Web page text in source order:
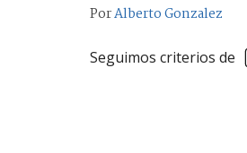
PorAlberto Gonzalez
Seguimos criterios de